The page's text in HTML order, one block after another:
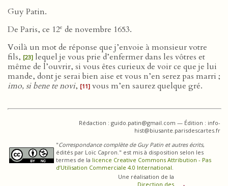
Guy Patin.
De Paris, ce 12e de novembre 1653.
Voilà un mot de réponse que j’envoie à monsieur votre
fils, [23] lequel je vous prie d’enfermer dans les vôtres et
même de l’ouvrir, si vous êtes curieux de voir ce que je lui
mande, dont je serai bien aise et vous n’en serez pas marri ;
imo, si bene te novi, [11] vous m’en saurez quelque gré.
Rédaction : guido.patin@gmail.com — Édition : info-
hist@biusante.parisdescartes.fr
"Correspondance complète de Guy Patin et autres écrits,
édités par Loïc Capron." est mis à disposition selon les
termes de la licence Creative Commons Attribution - Pas
d’Utilisation Commerciale 4.0 International.
Une réalisation de la
Direction des